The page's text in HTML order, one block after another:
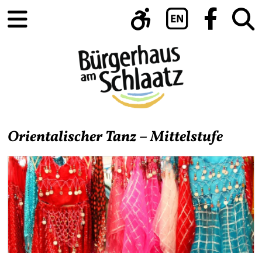
Orientalischer Tanz – Mittelstufe